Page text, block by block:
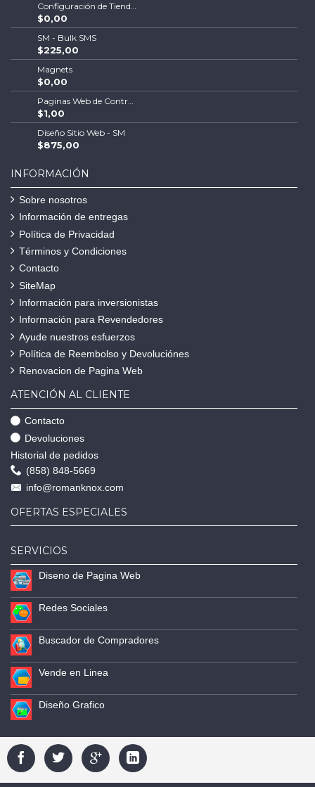
Configuración de Tienda Shopify | Soluciones Escalables de Comercio Electrónico
$0,00
SM - Bulk SMS
$225,00
Magnets
$0,00
Paginas Web de Contratistas
$1,00
Diseño Sitio Web - SM
$875,00
INFORMACIÓN
Sobre nosotros
Información de entregas
Política de Privacidad
Términos y Condiciones
Contacto
SiteMap
Información para inversionistas
Información para Revendedores
Ayude nuestros esfuerzos
Política de Reembolso y Devoluciónes
Renovacion de Pagina Web
ATENCIÓN AL CLIENTE
Contacto
Devoluciones
Historial de pedidos
(858) 848-5669
info@romanknox.com
OFERTAS ESPECIALES
SERVICIOS
Diseno de Pagina Web
Redes Sociales
Buscador de Compradores
Vende en Linea
Diseño Grafico